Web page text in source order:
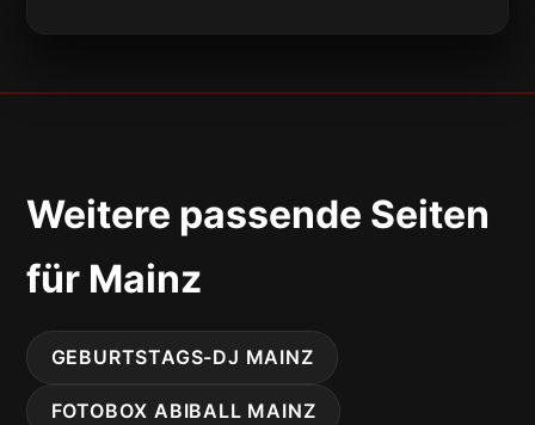
Weitere passende Seiten
für Mainz
GEBURTSTAGS-DJ MAINZ
FOTOBOX ABIBALL MAINZ